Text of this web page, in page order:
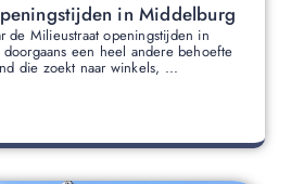
in Middelburg
de Milieustraat openingstijden in
een heel andere behoefte
die zoekt naar winkels, ...